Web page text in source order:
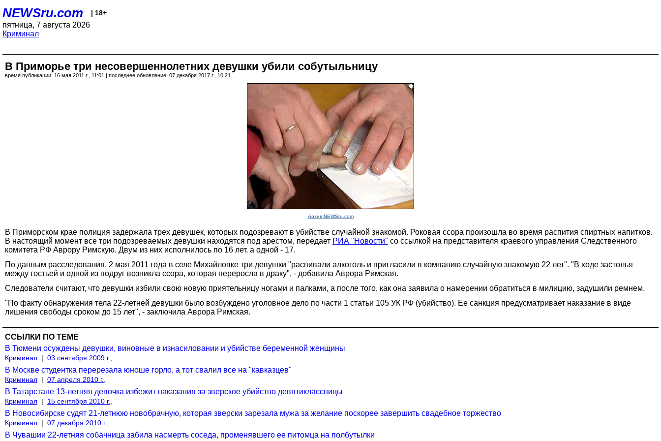
NEWSru.com | 18+
пятница, 7 августа 2026
Криминал
В Приморье три несовершеннолетних девушки убили собутыльницу
время публикации: 16 мая 2011 г., 11:01 | последнее обновление: 07 декабря 2017 г., 10:21
Архив NEWSru.com
В Приморском крае полиция задержала трех девушек, которых подозревают в убийстве случайной знакомой. Роковая ссора произошла во время распития спиртных напитков.
В настоящий момент все три подозреваемых девушки находятся под арестом, передает РИА "Новости" со ссылкой на представителя краевого управления Следственного
комитета РФ Аврору Римскую. Двум из них исполнилось по 16 лет, а одной - 17.
По данным расследования, 2 мая 2011 года в селе Михайловке три девушки "распивали алкоголь и пригласили в компанию случайную знакомую 22 лет". "В ходе застолья
между гостьей и одной из подруг возникла ссора, которая переросла в драку", - добавила Аврора Римская.
Следователи считают, что девушки избили свою новую приятельницу ногами и палками, а после того, как она заявила о намерении обратиться в милицию, задушили ремнем.
"По факту обнаружения тела 22-летней девушки было возбуждено уголовное дело по части 1 статьи 105 УК РФ (убийство). Ее санкция предусматривает наказание в виде
лишения свободы сроком до 15 лет", - заключила Аврора Римская.
ССЫЛКИ ПО ТЕМЕ
В Тюмени осуждены девушки, виновные в изнасиловании и убийстве беременной женщины
Криминал | 03 сентября 2009 г.,
В Москве студентка перерезала юноше горло, а тот свалил все на "кавказцев"
Криминал | 07 апреля 2010 г.,
В Татарстане 13-летняя девочка избежит наказания за зверское убийство девятиклассницы
Криминал | 15 сентября 2010 г.,
В Новосибирске судят 21-летнюю новобрачную, которая зверски зарезала мужа за желание поскорее завершить свадебное торжество
Криминал | 07 декабря 2010 г.,
В Чувашии 22-летняя собачница забила насмерть соседа, променявшего ее питомца на полбутылки